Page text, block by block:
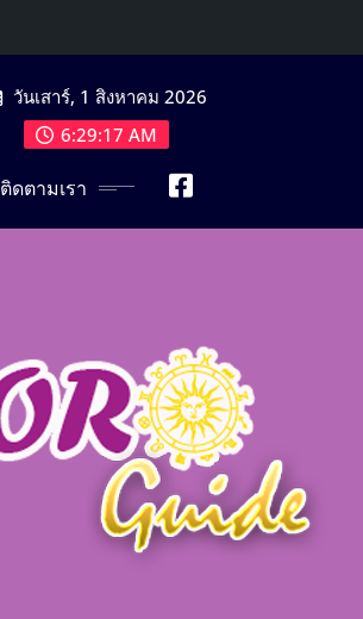
วันเสาร์, 1 สิงหาคม 2026
6:29:18 AM
ติดตามเรา